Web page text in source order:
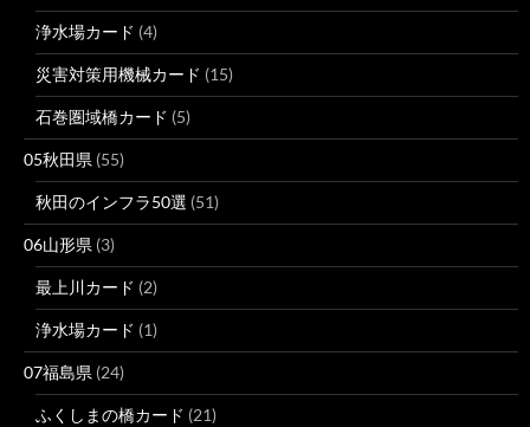
浄水場カード (4)
災害対策用機械カード (15)
石巻圏域橋カード (5)
05秋田県 (55)
秋田のインフラ50選 (51)
06山形県 (3)
最上川カード (2)
浄水場カード (1)
07福島県 (24)
ふくしまの橋カード (21)